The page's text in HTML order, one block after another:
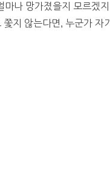
나 망가졌을지 모르겠지
지 않는다면, 누군가 자기